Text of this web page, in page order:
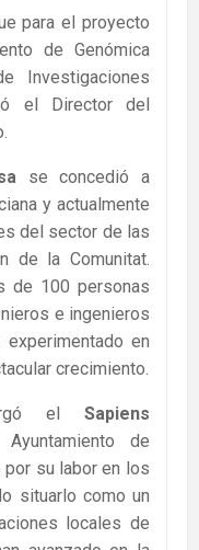
para el proyecto
de Genómica
Investigaciones
el Director del
se concedió a
y actualmente
del sector de las
de la Comunitat.
de 100 personas
e ingenieros
en
crecimiento.
el Sapiens
de
su labor en los
situarlo como un
locales de